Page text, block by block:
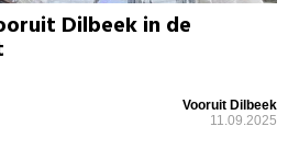
Dilbeek in de
Vooruit Dilbeek
11.09.2025